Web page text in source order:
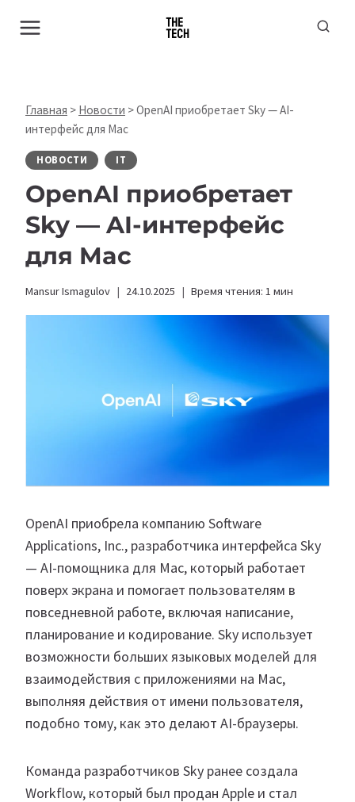
Главная > Новости >OpenAI приобретает Sky — AI-
интерфейс для Mac
НОВОСТИ IT
OpenAI приобретает
Sky — AI-интерфейс
для Mac
Mansur Ismagulov 24.10.2025 Время чтения: 1 мин
OpenAI приобрела компанию Software
Applications, Inc., разработчика интерфейса Sky
— AI-помощника для Mac, который работает
поверх экрана и помогает пользователям в
повседневной работе, включая написание,
планирование и кодирование. Sky использует
возможности больших языковых моделей для
взаимодействия с приложениями на Mac,
выполняя действия от имени пользователя,
подобно тому, как это делают AI-браузеры.
Команда разработчиков Sky ранее создала
Workflow, который был продан Apple и стал